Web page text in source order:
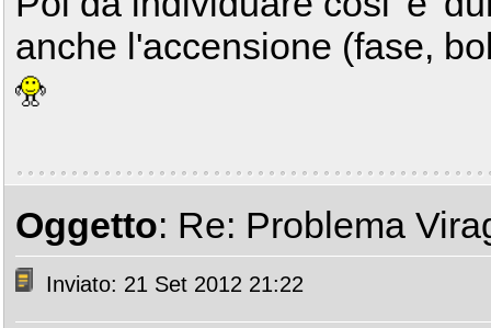
anche l'accensione (fase,
Oggetto: Re: Problema
Inviato: 21 Set 2012 21:22